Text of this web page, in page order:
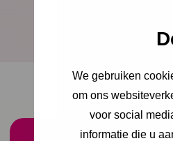
We gebruiken
om ons
voor social
informatie die u